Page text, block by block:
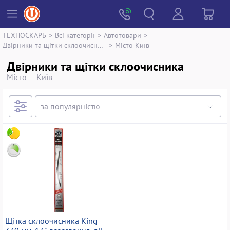
ТЕХНОСКАРБ > Всі категорії > Автотовари >
Двірники та щітки склоочисника
> Місто Київ
Двірники та щітки склоочисника
Місто — Київ
Щітка склоочисника King